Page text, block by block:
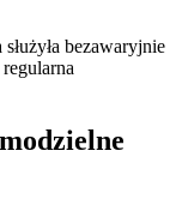
bezawaryjnie